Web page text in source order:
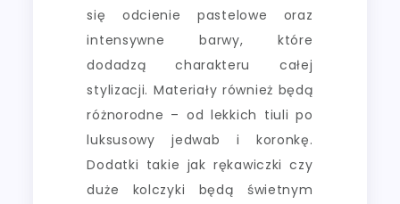
się odcienie pastelowe oraz
intensywne barwy, które
dodadzą charakteru całej
stylizacji. Materiały również będą
różnorodne – od lekkich tiuli po
luksusowy jedwab i koronkę.
Dodatki takie jak rękawiczki czy
duże kolczyki będą świetnym